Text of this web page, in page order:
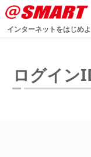
インターネットをはじめ
ログイン